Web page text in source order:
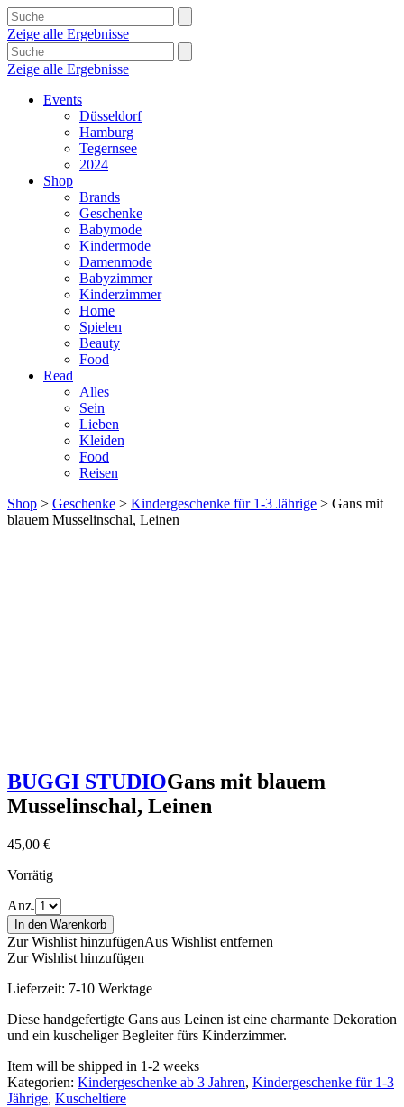
Zeige alle Ergebnisse
Zeige alle Ergebnisse
Events
Düsseldorf
Hamburg
Tegernsee
2024
Shop
Brands
Geschenke
Babymode
Kindermode
Damenmode
Babyzimmer
Kinderzimmer
Home
Spielen
Beauty
Food
Read
Alles
Sein
Lieben
Kleiden
Food
Reisen
Shop > Geschenke > Kindergeschenke für 1-3 Jährige > Gans mit
blauem Musselinschal, Leinen
BUGGI STUDIOGans mit blauem
Musselinschal, Leinen
45,00 €
Vorrätig
Anz.
In den Warenkorb
Zur Wishlist hinzufügenAus Wishlist entfernen
Zur Wishlist hinzufügen
Lieferzeit: 7-10 Werktage
Diese handgefertigte Gans aus Leinen ist eine charmante Dekoration
und ein kuscheliger Begleiter fürs Kinderzimmer.
Item will be shipped in 1-2 weeks
Kategorien: Kindergeschenke ab 3 Jahren, Kindergeschenke für 1-3
Jährige, Kuscheltiere